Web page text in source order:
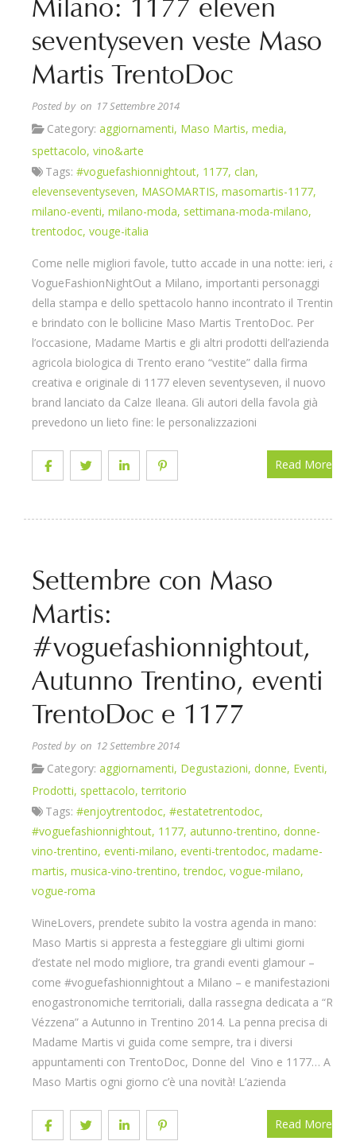
Milano: 1177 eleven
seventyseven veste Maso
Martis TrentoDoc
Posted by on 17 Settembre 2014
Category: aggiornamenti, Maso Martis, media,
spettacolo, vino&arte
Tags: #voguefashionnightout, 1177, clan,
elevenseventyseven, MASOMARTIS, masomartis-1177,
milano-eventi, milano-moda, settimana-moda-milano,
trentodoc, vouge-italia
Come nelle migliori favole, tutto accade in una notte: ieri, al
VogueFashionNightOut a Milano, importanti personaggi
della stampa e dello spettacolo hanno incontrato il Trentino
e brindato con le bollicine Maso Martis TrentoDoc. Per
l’occasione, Madame Martis e gli altri prodotti dell’azienda
agricola biologica di Trento erano “vestite” dalla firma
creativa e originale di 1177 eleven seventyseven, il nuovo
brand lanciato da Calze Ileana. Gli autori della favola già
prevedono un lieto fine: le personalizzazioni
Read More
Settembre con Maso
Martis:
#voguefashionnightout,
Autunno Trentino, eventi
TrentoDoc e 1177
Posted by on 12 Settembre 2014
Category: aggiornamenti, Degustazioni, donne, Eventi,
Prodotti, spettacolo,territorio
Tags: #enjoytrentodoc, #estatetrentodoc,
#voguefashionnightout, 1177, autunno-trentino, donne-
vino-trentino, eventi-milano, eventi-trentodoc, madame-
martis, musica-vino-trentino,trendoc, vogue-milano,
vogue-roma
WineLovers, prendete subito la vostra agenda in mano:
Maso Martis si appresta a festeggiare gli ultimi giorni
d’estate nel modo migliore, tra grandi eventi glamour –
come #voguefashionnightout a Milano – e manifestazioni
enogastronomiche territoriali, dalla rassegna dedicata a “Re
Vézzena” a Autunno in Trentino 2014. La penna precisa di
Madame Martis vi guida come sempre, tra i diversi
appuntamenti con TrentoDoc, Donne del Vino e 1177… A
Maso Martis ogni giorno c’è una novità! L’azienda
Read More